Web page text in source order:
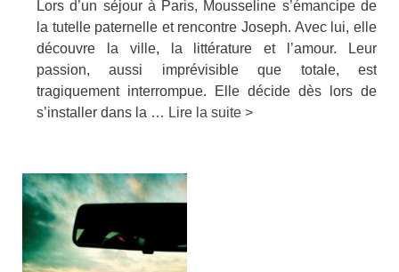
Lors d’un séjour à Paris, Mousseline s’émancipe de
la tutelle paternelle et rencontre Joseph. Avec lui, elle
décou­vre la ville, la littérature et l’amour. Leur
passion, aussi imprévisible que totale, est
tragiquement interrompue. Elle décide dès lors de
s’installer dans la … Lire la suite >